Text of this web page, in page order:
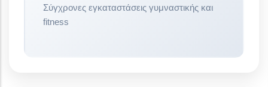
Σύγχρονες εγκαταστάσεις γυμναστικής και
fitness